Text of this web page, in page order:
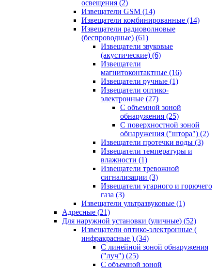
освещения (2)
Извещатели GSM (14)
Извещатели комбинированные (14)
Извещатели радиоволновые
(беспроводные) (61)
Извещатели звуковые
(акустические) (6)
Извещатели
магнитоконтактные (16)
Извещатели ручные (1)
Извещатели оптико-
электронные (27)
С объемной зоной
обнаружения (25)
С поверхностной зоной
обнаружения ("штора") (2)
Извещатели протечки воды (3)
Извещатели температуры и
влажности (1)
Извещатели тревожной
сигнализации (3)
Извещатели угарного и горючего
газа (3)
Извещатели ультразвуковые (1)
Адресные (21)
Для наружной установки (уличные) (52)
Извещатели оптико-электронные (
инфракрасные ) (34)
С линейной зоной обнаружения
("луч") (25)
С объемной зоной